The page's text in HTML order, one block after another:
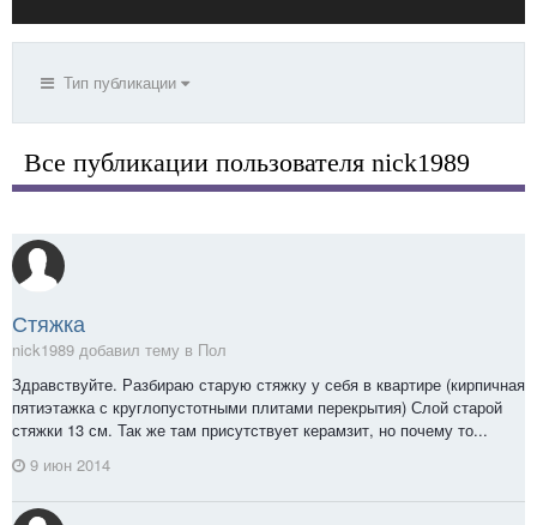
Тип публикации
Все публикации пользователя nick1989
Стяжка
nick1989 добавил тему в Пол
Здравствуйте. Разбираю старую стяжку у себя в квартире (кирпичная
пятиэтажка с круглопустотными плитами перекрытия) Слой старой
стяжки 13 см. Так же там присутствует керамзит, но почему то...
9 июн 2014